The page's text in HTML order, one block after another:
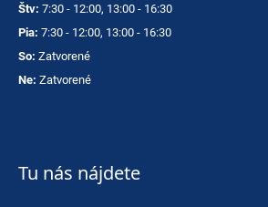
Štv: 7:30 - 12:00, 13:00 - 16:30
Pia: 7:30 - 12:00, 13:00 - 16:30
So: Zatvorené
Ne: Zatvorené
Tu nás nájdete